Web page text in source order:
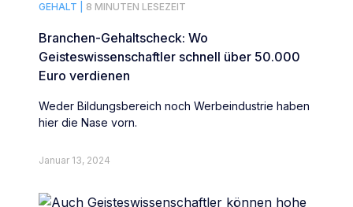
GEHALT | 8 MINUTEN LESEZEIT
Branchen-Gehaltscheck: Wo
Geisteswissenschaftler schnell über 50.000
Euro verdienen
Weder Bildungsbereich noch Werbeindustrie haben
hier die Nase vorn.
Januar 13, 2024